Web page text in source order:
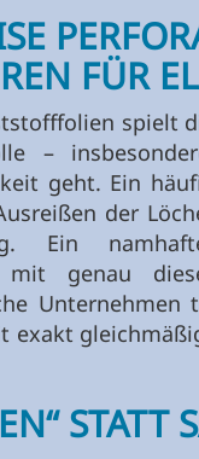
FÜR
spielt
–
geht. Ein
der
Ein
mit genau
exakt
STATT